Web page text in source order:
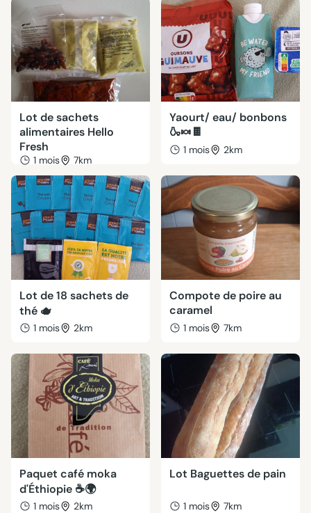
Lot de sachets
alimentaires Hello
Fresh
1 mois 7km
Yaourt/ eau/ bonbons
🍶🍬🍫
1 mois 2km
Lot de 18 sachets de
thé 🫖
1 mois 2km
Compote de poire au
caramel
1 mois 7km
Paquet café moka
d'Éthiopie ☕🌍
1 mois 2km
Lot Baguettes de pain
1 mois 7km